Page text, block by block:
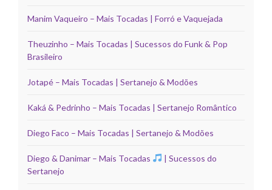
Manim Vaqueiro – Mais Tocadas | Forró e Vaquejada
Theuzinho – Mais Tocadas | Sucessos do Funk & Pop
Brasileiro
Jotapé – Mais Tocadas | Sertanejo & Modões
Kaká & Pedrinho – Mais Tocadas | Sertanejo Romântico
Diego Faco – Mais Tocadas | Sertanejo & Modões
Diego & Danimar – Mais Tocadas
| Sucessos do
Sertanejo